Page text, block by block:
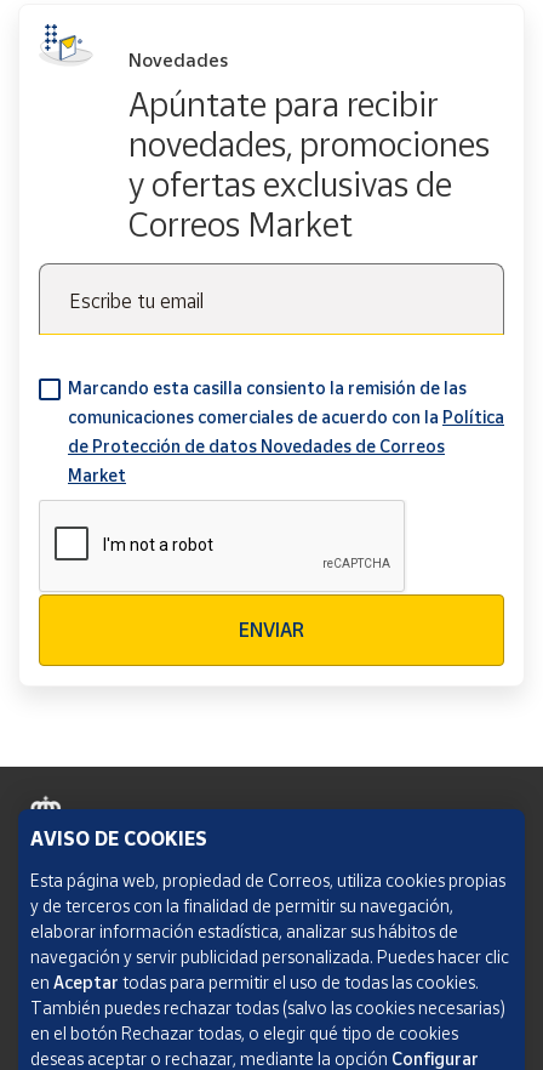
Novedades
Apúntate para recibir
novedades, promociones
y ofertas exclusivas de
Correos Market
Escribe tu email
Marcando esta casilla consiento la remisión de las
comunicaciones comerciales de acuerdo con la Política
de Protección de datos Novedades de Correos
Market
ENVIAR
Política de cookies
Aviso legal
Condiciones del servicio
Política de Privacidad Web
AVISO DE COOKIES
Esta página web, propiedad de Correos, utiliza cookies propias
y de terceros con la finalidad de permitir su navegación,
elaborar información estadística, analizar sus hábitos de
navegación y servir publicidad personalizada. Puedes hacer clic
en Aceptar todas para permitir el uso de todas las cookies.
También puedes rechazar todas (salvo las cookies necesarias)
en el botón Rechazar todas, o elegir qué tipo de cookies
deseas aceptar o rechazar, mediante la opción Configurar